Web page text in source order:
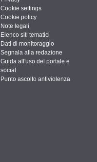
Cookie settings
Cookie policy
Note legali
Elenco siti tematici
Dati di monitoraggio
Segnala alla redazione
Guida all'uso del portale e
social
Punto ascolto antiviolenza